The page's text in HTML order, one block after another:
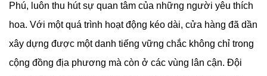
Phú, luôn thu hút sự quan tâm của những người yêu thích
hoa. Với một quá trình hoạt động kéo dài, cửa hàng đã dần
xây dựng được một danh tiếng vững chắc không chỉ trong
cộng đồng địa phương mà còn ở các vùng lân cận. Đội